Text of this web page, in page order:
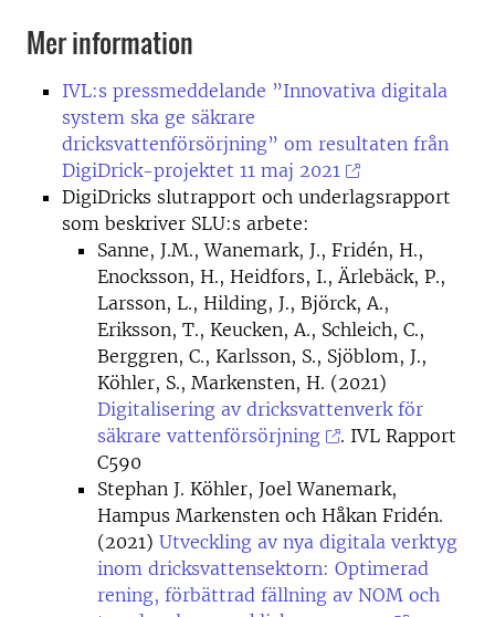
Mer information
IVL:s pressmeddelande ”Innovativa digitala
system ska ge säkrare
dricksvattenförsörjning” om resultaten från
DigiDrick-projektet 11 maj 2021
DigiDricks slutrapport och underlagsrapport
som beskriver SLU:s arbete:
Sanne, J.M., Wanemark, J., Fridén, H.,
Enocksson, H., Heidfors, I., Ärlebäck, P.,
Larsson, L., Hilding, J., Björck, A.,
Eriksson, T., Keucken, A., Schleich, C.,
Berggren, C., Karlsson, S., Sjöblom, J.,
Köhler, S., Markensten, H. (2021)
Digitalisering av dricksvattenverk för
säkrare vattenförsörjning
. IVL Rapport
C590
Stephan J. Köhler, Joel Wanemark,
Hampus Markensten och Håkan Fridén.
(2021) Utveckling av nya digitala verktyg
inom dricksvattensektorn: Optimerad
rening, förbättrad fällning av NOM och